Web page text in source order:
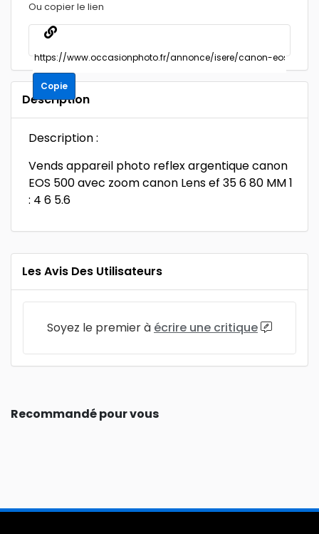
Ou copier le lien
Copie
Description
Description :
Vends appareil photo reflex argentique canon
EOS 500 avec zoom canon Lens ef 35 6 80 MM 1
: 4 6 5.6
Les Avis Des Utilisateurs
Soyez le premier à écrire une critique
Recommandé pour vous